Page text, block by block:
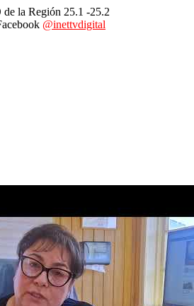
la Región 25.1 -25.2
@inettvdigital